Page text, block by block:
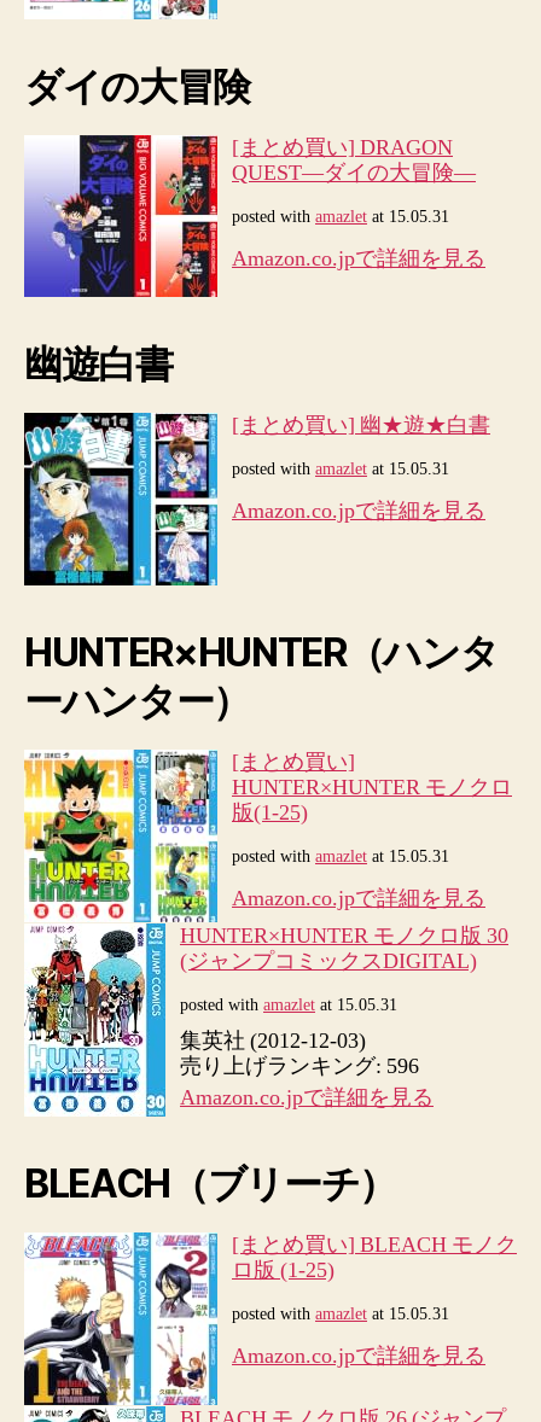
ダイの大冒険
[まとめ買い] DRAGON
QUEST―ダイの大冒険―
posted with amazlet at 15.05.31
Amazon.co.jpで詳細を見る
幽遊白書
[まとめ買い] 幽★遊★白書
posted with amazlet at 15.05.31
Amazon.co.jpで詳細を見る
HUNTER×HUNTER（ハンタ
ーハンター）
[まとめ買い]
HUNTER×HUNTER モノクロ
版(1-25)
posted with amazlet at 15.05.31
Amazon.co.jpで詳細を見る
HUNTER×HUNTER モノクロ版 30
(ジャンプコミックスDIGITAL)
posted with amazlet at 15.05.31
集英社 (2012-12-03)
売り上げランキング: 596
Amazon.co.jpで詳細を見る
BLEACH（ブリーチ）
[まとめ買い] BLEACH モノク
ロ版 (1-25)
posted with amazlet at 15.05.31
Amazon.co.jpで詳細を見る